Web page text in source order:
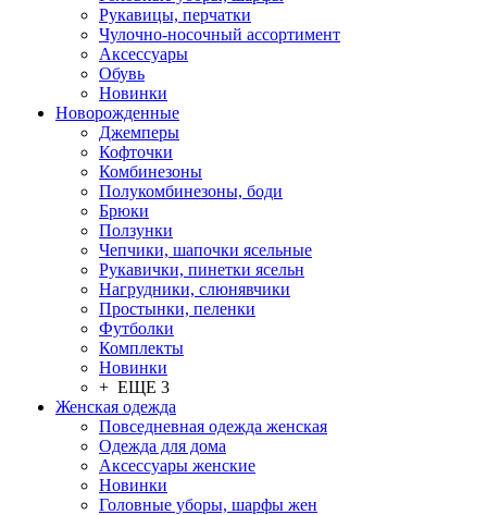
Рукавицы, перчатки
Чулочно-носочный ассортимент
Аксессуары
Обувь
Новинки
Новорожденные
Джемперы
Кофточки
Комбинезоны
Полукомбинезоны, боди
Брюки
Ползунки
Чепчики, шапочки ясельные
Рукавички, пинетки ясельн
Нагрудники, слюнявчики
Простынки, пеленки
Футболки
Комплекты
Новинки
+ ЕЩЕ 3
Женская одежда
Повседневная одежда женская
Одежда для дома
Аксессуары женские
Новинки
Головные уборы, шарфы жен